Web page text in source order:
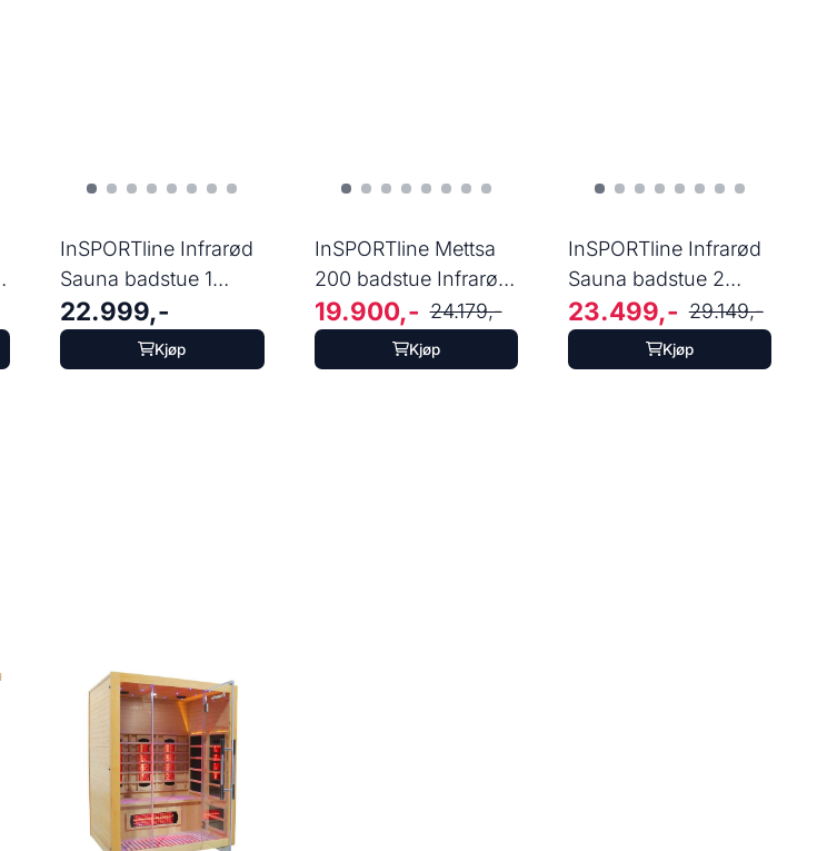
InSPORTline Infrarød
Sauna badstue 1
person - ...
22.999,-
Kjøp
InSPORTline Mettsa
200 badstue Infrarød
sauna til ...
19.900,- 24.179,-
Kjøp
InSPORTline Infrarød
Sauna badstue 2
personer
23.499,- 29.149,-
Kjøp